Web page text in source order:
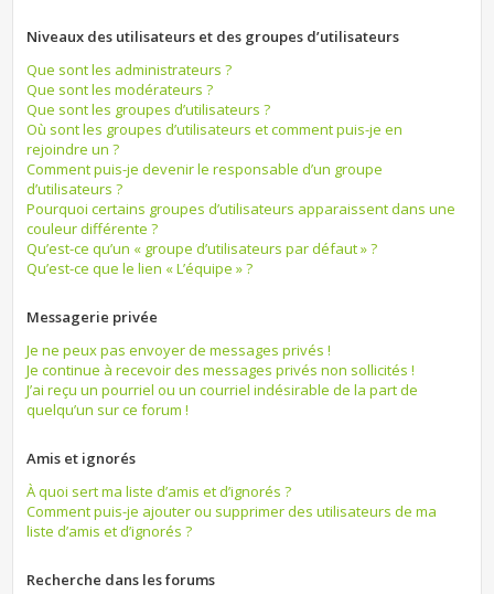
Niveaux des utilisateurs et des groupes d’utilisateurs
Que sont les administrateurs ?
Que sont les modérateurs ?
Que sont les groupes d’utilisateurs ?
Où sont les groupes d’utilisateurs et comment puis-je en
rejoindre un ?
Comment puis-je devenir le responsable d’un groupe
d’utilisateurs ?
Pourquoi certains groupes d’utilisateurs apparaissent dans une
couleur différente ?
Qu’est-ce qu’un « groupe d’utilisateurs par défaut » ?
Qu’est-ce que le lien « L’équipe » ?
Messagerie privée
Je ne peux pas envoyer de messages privés !
Je continue à recevoir des messages privés non sollicités !
J’ai reçu un pourriel ou un courriel indésirable de la part de
quelqu’un sur ce forum !
Amis et ignorés
À quoi sert ma liste d’amis et d’ignorés ?
Comment puis-je ajouter ou supprimer des utilisateurs de ma
liste d’amis et d’ignorés ?
Recherche dans les forums